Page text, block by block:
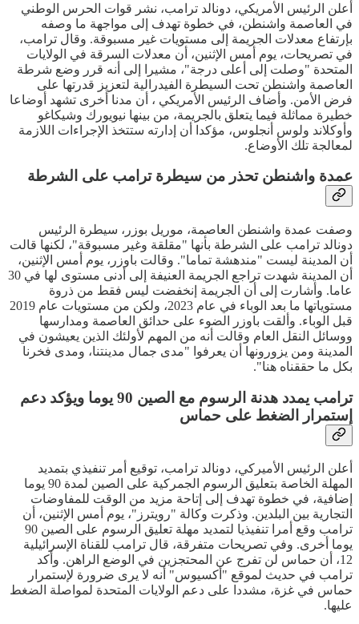
أعلن الرئيس الأمريكي، دونالد ترامب، نشر قوات الحرس الوطني
في العاصمة واشنطن، في خطوة تهدف إلى مواجهة ما وصفه
بإرتفاع معدلات الجريمة إلى مستويات غير مسبوقة. وقال ترامب،
في تصريحات، يوم أمس الإثنين، أن معدلات السرقة في الولايات
المتحدة "وصلت إلى أعلى درجة"، مشيرا إلى أنه قرر وضع شرطة
العاصمة واشنطن تحت السيطرة الفيدرالية لتعزيز قدرتها على
فرض الأمن. وأضاف الرئيس الأمريكي ، أن مدنا أخرى تشهد أوضاعا
خطيرة مماثلة فيما يتعلق بالجريمة، من بينها نيويورك وشيكاغو
وأوكلاند ولوس أنجلوس، مؤكدا أن إدارته ستتخذ الإجراءات اللازمة
لمعالجة تلك الأوضاع.
عمدة واشنطن تحذر من سيطرة ترامب على الشرطة
وصفت عمدة واشنطن العاصمة، موريل بوزر، سيطرة الرئيس
دونالد ترامب على الشرطة بأنها "مقلقة وغير مسبوقة"، لكنها قالت
أن المدينة ليست "مندهشة تماما". وقالت باوزر، يوم أمس الإثنين،
أن المدينة شهدت تراجع الجريمة العنيفة إلى أدنى مستوى لها في 30
عاما. وأشارت إلى أن الجريمة إنخفضت ليس فقط من ذروة
مستوياتها ما بعد الوباء في عام 2023، ولكن من مستويات عام 2019
قبل الوباء. وألقت باوزر الضوء على حدائق العاصمة ومدارسها
ووسائل النقل العام وقالت أنه من المهم لأولئك الذين يعيشون في
المدينة ومن يزورونها أن يعرفوا "مدى جمال مدينتنا، ومدى فخرنا
بكل ما حققناه هنا".
ترامب يمدد هدنة الرسوم مع الصين 90 يوما ويؤكد دعم
إستمرار الضغط على حماس
أعلن الرئيس الأميركي، دونالد ترامب، توقيع أمر تنفيذي بتمديد
المهلة الخاصة بتعليق الرسوم الجمركية على الصين لمدة 90 يوما
إضافية، في خطوة تهدف إلى إتاحة مزيد من الوقت للمفاوضات
التجارية بين البلدين. وذكرت وكالة "رويترز"، يوم أمس الإثنين، أن
ترامب وقع أمرا تنفيذيا لتمديد مهلة تعليق الرسوم على الصين 90
يوما أخرى. وفي تصريحات متفرقة، قال ترامب للقناة الإسرائيلية
12، أن حماس لن تفرج عن المحتجزين في الوضع الراهن. وأكد
ترامب في حديث لموقع "أكسيوس" أنه لا يرى ضرورة لإستمرار
حماس في غزة، مشددا على دعم الولايات المتحدة لمواصلة الضغط
عليها.